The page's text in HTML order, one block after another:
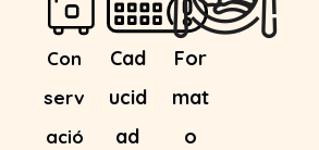
Con
serv
ació
Cad
ucid
ad
For
mat
o